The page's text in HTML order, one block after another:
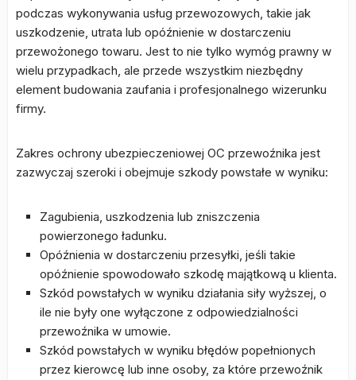
podczas wykonywania usług przewozowych, takie jak
uszkodzenie, utrata lub opóźnienie w dostarczeniu
przewożonego towaru. Jest to nie tylko wymóg prawny w
wielu przypadkach, ale przede wszystkim niezbędny
element budowania zaufania i profesjonalnego wizerunku
firmy.
Zakres ochrony ubezpieczeniowej OC przewoźnika jest
zazwyczaj szeroki i obejmuje szkody powstałe w wyniku:
Zagubienia, uszkodzenia lub zniszczenia
powierzonego ładunku.
Opóźnienia w dostarczeniu przesyłki, jeśli takie
opóźnienie spowodowało szkodę majątkową u klienta.
Szkód powstałych w wyniku działania siły wyższej, o
ile nie były one wyłączone z odpowiedzialności
przewoźnika w umowie.
Szkód powstałych w wyniku błędów popełnionych
przez kierowcę lub inne osoby, za które przewoźnik